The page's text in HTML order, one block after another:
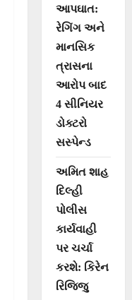
આપઘાત:
રેગિંગ અને
માનસિક
ત્રાસના
આરોપ બાદ
4 સીનિયર
ડોક્ટરો
સસ્પેન્ડ
અમિત શાહ
દિલ્હી
પોલીસ
કાર્યવાહી
પર ચર્ચા
કરશે: કિરેન
રિજિજુ